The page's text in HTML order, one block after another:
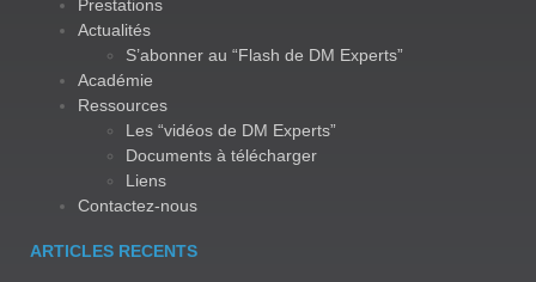
Prestations
Actualités
S’abonner au “Flash de DM Experts”
Académie
Ressources
Les “vidéos de DM Experts”
Documents à télécharger
Liens
Contactez-nous
ARTICLES RECENTS